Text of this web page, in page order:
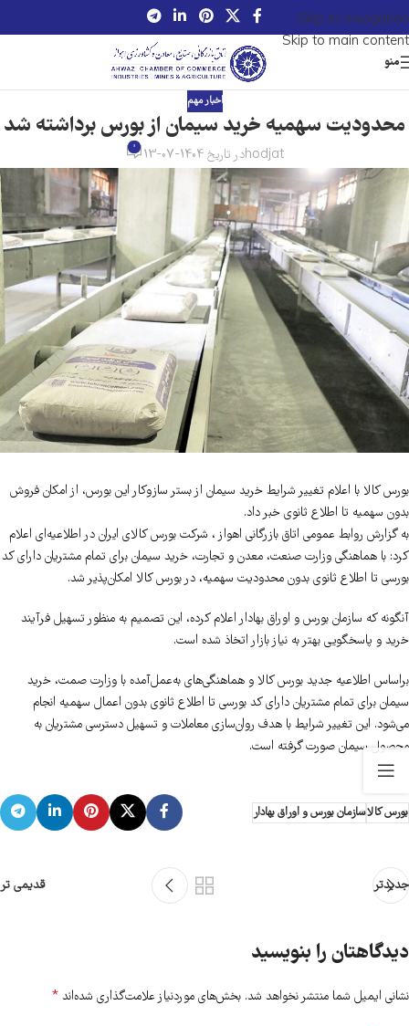
Skip to navigation
Skip to main content
منو
اخبار مهم
محدودیت سهمیه خرید سیمان از بورس برداشته شد
hodjatدر تاریخ 1404-07-13 0
بورس کالا با اعلام تغییر شرایط خرید سیمان از بستر سازوکار این بورس، از امکان فروش
بدون سهمیه تا اطلاع ثانوی خبر داد.
به گزارش روابط عمومی اتاق بازرگانی اهواز ، شرکت بورس کالای ایران در اطلاعیه‌ای اعلام
کرد: با هماهنگی وزارت صنعت، معدن و تجارت، خرید سیمان برای تمام مشتریان دارای کد
بورسی تا اطلاع ثانوی بدون محدودیت سهمیه، در بورس کالا امکان‌پذیر شد.
آنگونه که سازمان بورس و اوراق بهادار اعلام کرده، این تصمیم به منظور تسهیل فرآیند
خرید و پاسخگویی بهتر به نیاز بازار اتخاذ شده است.
براساس اطلاعیه جدید بورس کالا و هماهنگی‌های به‌عمل‌آمده با وزارت صمت، خرید
سیمان برای تمام مشتریان دارای کد بورسی تا اطلاع ثانوی بدون اعمال سهمیه انجام
می‌شود. این تغییر شرایط با هدف روان‌سازی معاملات و تسهیل دسترسی مشتریان به
محصول سیمان صورت گرفته است.
بورس کالاسازمان بورس و اوراق بهادار
جدیدتر قدیمی تر
دیدگاهتان را بنویسید
نشانی ایمیل شما منتشر نخواهد شد. بخش‌های موردنیاز علامت‌گذاری شده‌اند *